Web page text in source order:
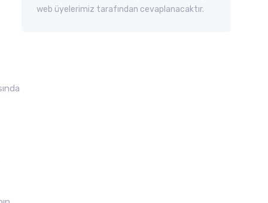
web üyelerimiz tarafından cevaplanacaktır.